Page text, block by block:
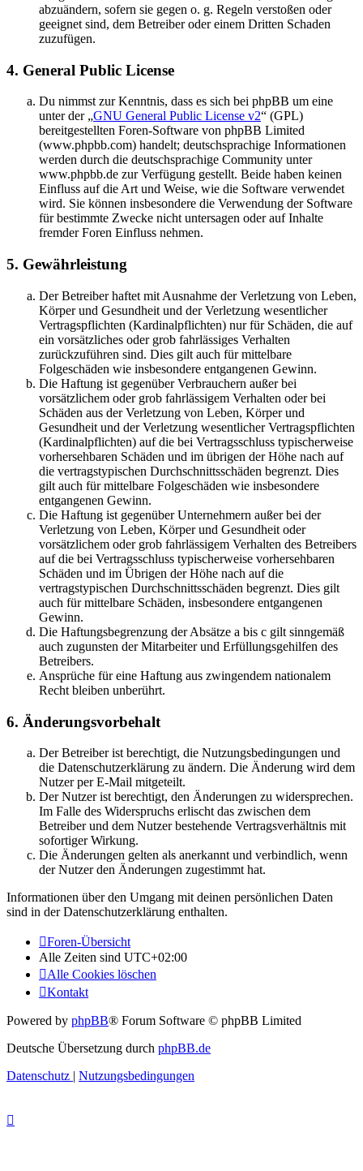
abzuändern, sofern sie gegen o. g. Regeln verstoßen oder
geeignet sind, dem Betreiber oder einem Dritten Schaden
zuzufügen.
4. General Public License
Du nimmst zur Kenntnis, dass es sich bei phpBB um eine
unter der „GNU General Public License v2“ (GPL)
bereitgestellten Foren-Software von phpBB Limited
(www.phpbb.com) handelt; deutschsprachige Informationen
werden durch die deutschsprachige Community unter
www.phpbb.de zur Verfügung gestellt. Beide haben keinen
Einfluss auf die Art und Weise, wie die Software verwendet
wird. Sie können insbesondere die Verwendung der Software
für bestimmte Zwecke nicht untersagen oder auf Inhalte
fremder Foren Einfluss nehmen.
5. Gewährleistung
Der Betreiber haftet mit Ausnahme der Verletzung von Leben,
Körper und Gesundheit und der Verletzung wesentlicher
Vertragspflichten (Kardinalpflichten) nur für Schäden, die auf
ein vorsätzliches oder grob fahrlässiges Verhalten
zurückzuführen sind. Dies gilt auch für mittelbare
Folgeschäden wie insbesondere entgangenen Gewinn.
Die Haftung ist gegenüber Verbrauchern außer bei
vorsätzlichem oder grob fahrlässigem Verhalten oder bei
Schäden aus der Verletzung von Leben, Körper und
Gesundheit und der Verletzung wesentlicher Vertragspflichten
(Kardinalpflichten) auf die bei Vertragsschluss typischerweise
vorhersehbaren Schäden und im übrigen der Höhe nach auf
die vertragstypischen Durchschnittsschäden begrenzt. Dies
gilt auch für mittelbare Folgeschäden wie insbesondere
entgangenen Gewinn.
Die Haftung ist gegenüber Unternehmern außer bei der
Verletzung von Leben, Körper und Gesundheit oder
vorsätzlichem oder grob fahrlässigem Verhalten des Betreibers
auf die bei Vertragsschluss typischerweise vorhersehbaren
Schäden und im Übrigen der Höhe nach auf die
vertragstypischen Durchschnittsschäden begrenzt. Dies gilt
auch für mittelbare Schäden, insbesondere entgangenen
Gewinn.
Die Haftungsbegrenzung der Absätze a bis c gilt sinngemäß
auch zugunsten der Mitarbeiter und Erfüllungsgehilfen des
Betreibers.
Ansprüche für eine Haftung aus zwingendem nationalem
Recht bleiben unberührt.
6. Änderungsvorbehalt
Der Betreiber ist berechtigt, die Nutzungsbedingungen und
die Datenschutzerklärung zu ändern. Die Änderung wird dem
Nutzer per E-Mail mitgeteilt.
Der Nutzer ist berechtigt, den Änderungen zu widersprechen.
Im Falle des Widerspruchs erlischt das zwischen dem
Betreiber und dem Nutzer bestehende Vertragsverhältnis mit
sofortiger Wirkung.
Die Änderungen gelten als anerkannt und verbindlich, wenn
der Nutzer den Änderungen zugestimmt hat.
Informationen über den Umgang mit deinen persönlichen Daten
sind in der Datenschutzerklärung enthalten.
Foren-Übersicht
Alle Zeiten sind UTC+02:00
Alle Cookies löschen
Kontakt
Powered by phpBB® Forum Software © phpBB Limited
Deutsche Übersetzung durch phpBB.de
Datenschutz | Nutzungsbedingungen